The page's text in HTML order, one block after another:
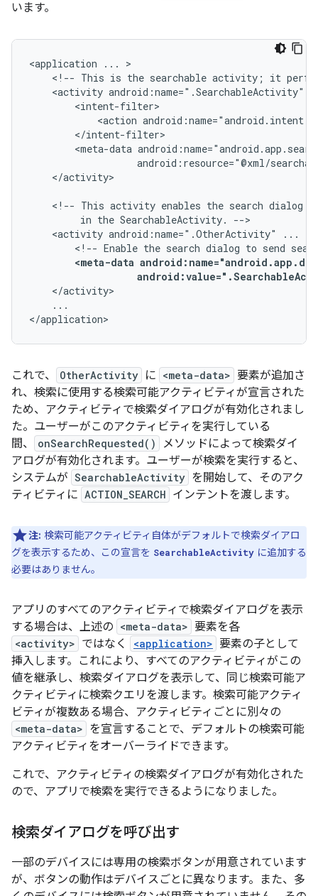
います。
<application ...
<!-- This is the searchable activity; it
<activity android:name=".SearchableActivity"
<action
<meta-data
</activity>
<!-- This activity enables the search dialog
in the SearchableActivity.
<activity android:name=".OtherActivity" ...
<!-- Enable the search dialog to send
<meta-data
...
</application>
これで、 OtherActivity に <meta-data> 要素が追加さ
れ、検索に使用する検索可能アクティビティが宣言された
ため、アクティビティで検索ダイアログが有効化されまし
た。ユーザーがこのアクティビティを実行している
間、
onSearchRequested()
メソッドによって検索ダイ
アログが有効化されます。ユーザーが検索を実行すると、
システムが SearchableActivity を開始して、そのアク
ティビティに ACTION_SEARCH インテントを渡します。
注: 検索可能アクティビティ自体がデフォルトで検索ダイアロ
グを表示するため、この宣言を SearchableActivity に追加する
必要はありません。
アプリのすべてのアクティビティで検索ダイアログを表示
する場合は、上述の <meta-data> 要素を各
<activity> ではなく <application> 要素の子として
挿入します。これにより、すべてのアクティビティがこの
値を継承し、検索ダイアログを表示して、同じ検索可能ア
クティビティに検索クエリを渡します。検索可能アクティ
ビティが複数ある場合、アクティビティごとに別々の
<meta-data> を宣言することで、デフォルトの検索可能
アクティビティをオーバーライドできます。
これで、アクティビティの検索ダイアログが有効化された
ので、アプリで検索を実行できるようになりました。
検索ダイアログを呼び出す
一部のデバイスには専用の検索ボタンが用意されています
が、ボタンの動作はデバイスごとに異なります。また、多